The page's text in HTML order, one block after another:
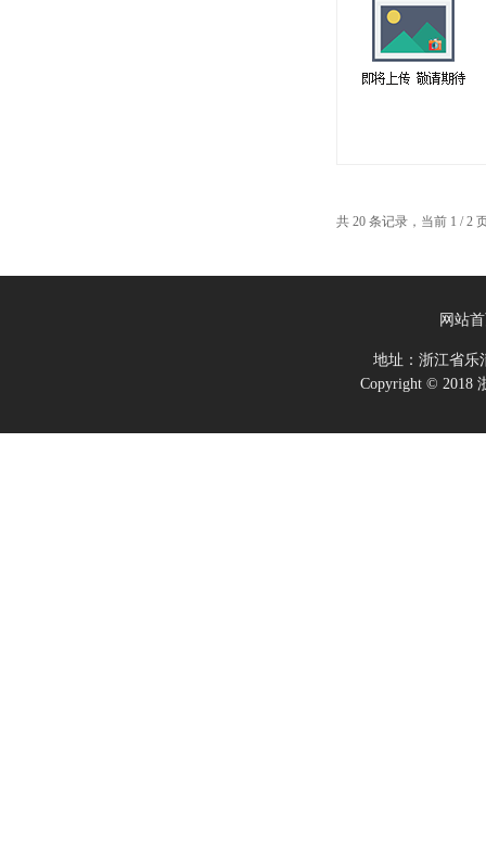
共 20 条记录，当前 1 /
网站
地址：浙江省
Copyright © 2018